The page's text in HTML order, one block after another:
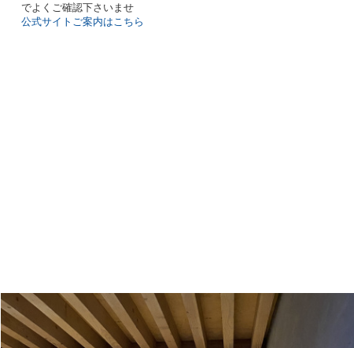
でよくご確認下さいませ
公式サイトご案内はこちら